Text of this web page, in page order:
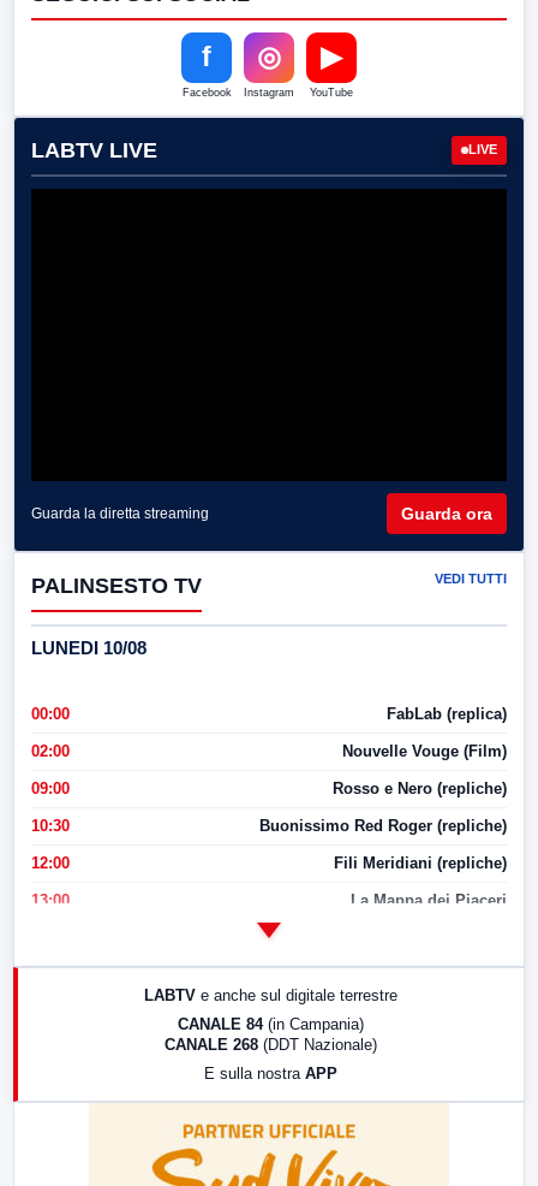
f
Facebook
◎
Instagram
▶
YouTube
LABTV LIVE LIVE
Guarda la diretta streaming Guarda ora
PALINSESTO TV VEDI TUTTI
LUNEDI 10/08
00:00 FabLab (replica)
02:00 Nouvelle Vouge (Film)
09:00 Rosso e Nero (repliche)
10:30 Buonissimo Red Roger (repliche)
12:00 Fili Meridiani (repliche)
13:00 La Mappa dei Piaceri
17:00 LabNews (replica)
LABTV e anche sul digitale terrestre
CANALE 84 (in Campania)
CANALE 268 (DDT Nazionale)
E sulla nostra APP